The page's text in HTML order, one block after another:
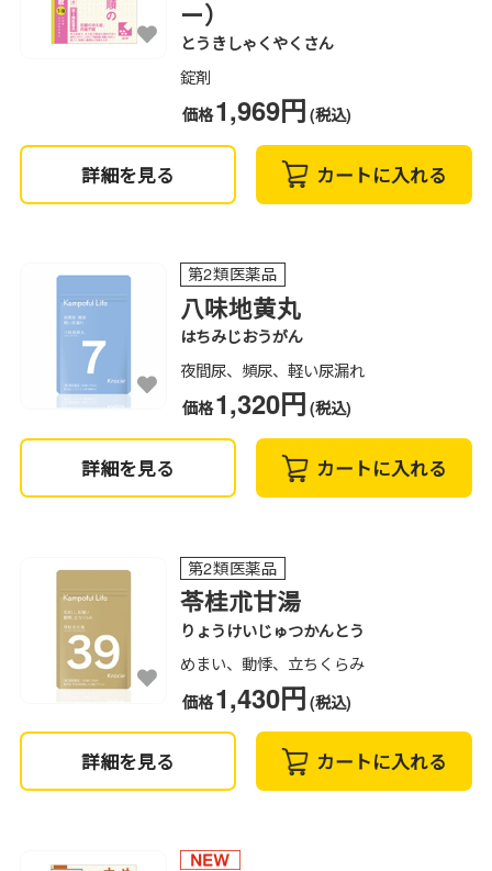
ー）
とうきしゃくやくさん
錠剤
価格1,969円 (税込)
詳細を見る カートに入れる
第2類医薬品
八味地黄丸
はちみじおうがん
夜間尿、頻尿、軽い尿漏れ
価格1,320円 (税込)
詳細を見る カートに入れる
第2類医薬品
苓桂朮甘湯
りょうけいじゅつかんとう
めまい、動悸、立ちくらみ
価格1,430円 (税込)
詳細を見る カートに入れる